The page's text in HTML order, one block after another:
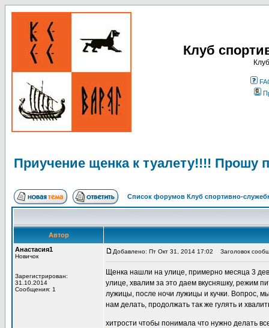
Клуб
Приучение щенка к туалету!!!! Прошу
Список форумов Клуб спортивно-
Автор
Анастасия1
Новичок
Зарегистрирован:
31.10.2014
Сообщения: 1
Добавлено: Пт Окт 31, 2014 17:02 Заголовок
Щенка нашли на улице, примерно месяца 3
улице, хвалим за это даем вкусняшку, режим
лужицы, после ночи лужицы и кучки. Вопрос,
нам делать, продолжать так же гулять и
хитрости чтобы понимала что нужно делать